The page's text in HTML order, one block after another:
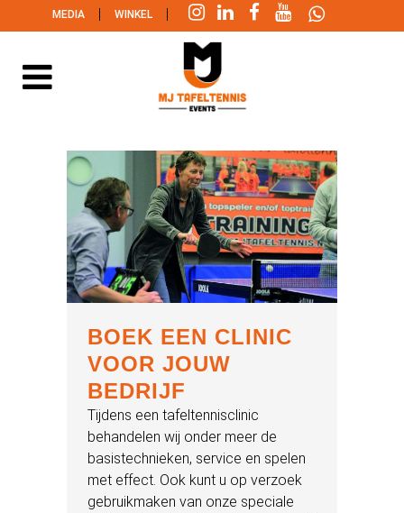
MEDIA | WINKEL |
BOEK EEN CLINIC
VOOR JOUW
BEDRIJF
Tijdens een tafeltennisclinic
behandelen wij onder meer de
basistechnieken, service en spelen
met effect. Ook kunt u op verzoek
gebruikmaken van onze speciale